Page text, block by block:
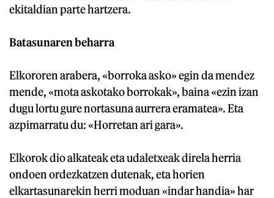
ekitaldian parte hartzera.
Batasunaren beharra
Elkororen arabera, «borroka asko» egin da mendez
mende, «mota askotako borrokak», baina «ezin izan
dugu lortu gure nortasuna aurrera eramatea». Eta
azpimarratu du: «Horretan ari gara».
Elkorok dio alkateak eta udaletxeak direla herria
ondoen ordezkatzen dutenak, eta horien
elkartasunarekin herri moduan «indar handia» har